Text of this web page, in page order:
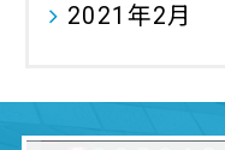
2021年2月